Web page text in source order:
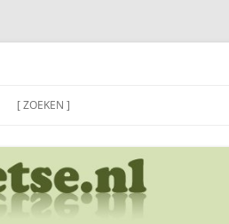
[ ZOEKEN ]